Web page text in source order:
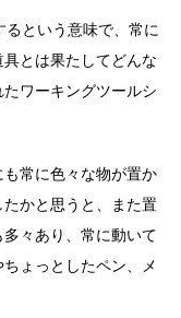
るという意味で、常に
とは果たしてどんな
ワーキングツールシ
常に色々な物が置か
かと思うと、また置
々あり、常に動いて
ょっとしたペン、メ